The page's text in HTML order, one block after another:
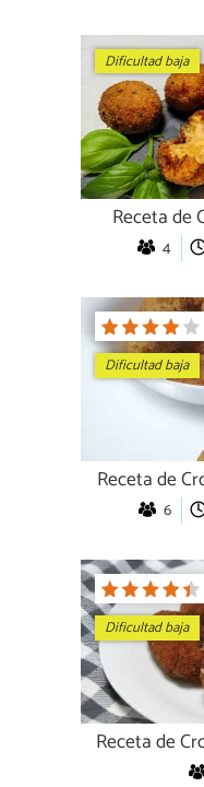
Dificultad baja
Receta de
4
Dificultad baja
Receta de
6
Dificultad baja
Receta de